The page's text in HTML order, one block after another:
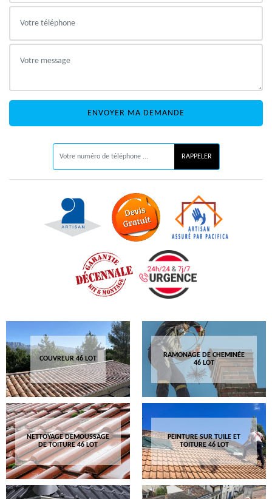
COUVREUR 46 LOT
RAMONAGE DE CHEMINÉE
46 LOT
NETTOYAGE DEMOUSSAGE
DE TOITURE 46 LOT
PEINTURE SUR TUILE ET
TOITURE 46 LOT